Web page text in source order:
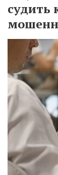
судить